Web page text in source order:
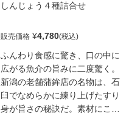
を。妊娠中や授乳期の飲酒は
しんじょう４種詰合せ
販売価格 ¥4,780
ふんわり食感に驚き、口の中に
広がる魚介の旨みに二度驚く。
新潟の老舗蒲鉾店の名物は、石
臼でなめらかに練り上げたすり
身が旨さの秘訣だ。素材にこだ